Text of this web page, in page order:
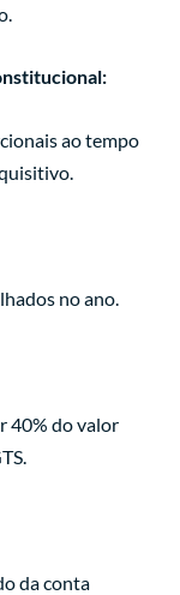
ao tempo
no ano.
40% do valor
da conta